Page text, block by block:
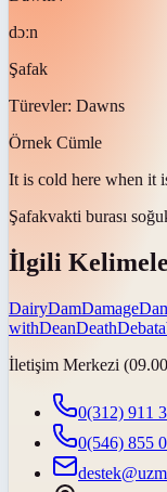
dɔːn
Şafak
Türevler: Dawns
Örnek Cümle
It is cold here when it
Şafakvakti burası
İlgili
DairyDamDamage
withDeanDeath
İletişim Merkezi
0(312) 911
0(546) 855